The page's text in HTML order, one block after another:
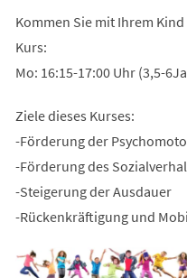
Kommen Sie mit Ihrem
Kurs:
Mo: 16:15-17:00 Uhr (3,5-
Ziele dieses Kurses:
-Förderung der
-Förderung des
-Steigerung der Ausdauer
-Rückenkräftigung und